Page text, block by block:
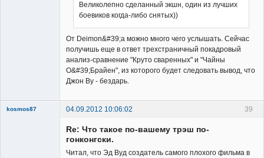
Великолепно сделанный экшн, один из лучших
боевиков когда-либо снятых))
От Deimon&#39;а можно много чего услышать. Сейчас
получишь еще в ответ трехстраничный покадровый
анализ-сравнение "Круто сваренных" и "Чайны
О&#39;Брайен", из которого будет следовать вывод, что
Джон Ву - бездарь.
39
kosmos87 04.09.2012 10:06:02
Re: Что такое по-вашему трэш по-
гонконгски.
Читал, что Эд Вуд создатель самого плохого фильма в